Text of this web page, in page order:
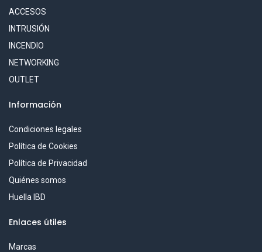
ACCESOS
INTRUSIÓN
INCENDIO
NETWORKING
OUTLET
Información
Condiciones legales
Política de Cookies
Política de Privacidad
Quiénes somos
Huella IBD
Enlaces útiles
Marcas